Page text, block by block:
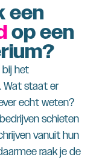
een
op een
het
Wat staat er
echt weten?
schieten
vanuit hun
raak je de